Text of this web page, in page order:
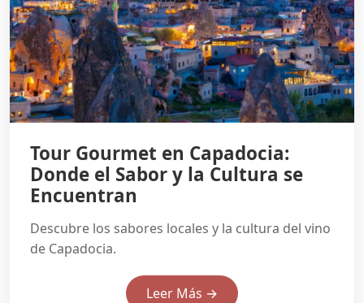
Tour Gourmet en Capadocia:
Donde el Sabor y la Cultura se
Encuentran
Descubre los sabores locales y la cultura del vino
de Capadocia.
Leer Más →